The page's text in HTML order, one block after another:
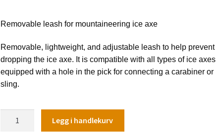
var:
kr 230,00.
er:
kr 185,00.
Removable leash for mountaineering ice axe
Removable, lightweight, and adjustable leash to help prevent
dropping the ice axe. It is compatible with all types of ice axes
equipped with a hole in the pick for connecting a carabiner or
sling.
Legg i handlekurv